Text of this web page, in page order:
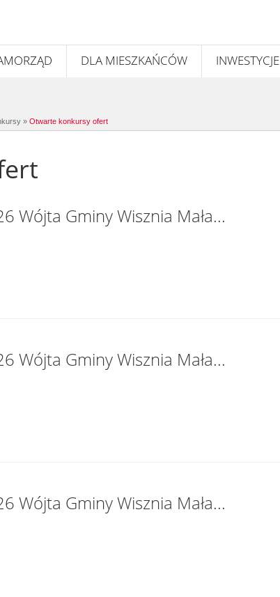
DLA MIESZKAŃCÓW INWESTYCJE
» Otwarte konkursy ofert
Wójta Gminy Wisznia Mała...
Wójta Gminy Wisznia Mała...
Wójta Gminy Wisznia Mała...